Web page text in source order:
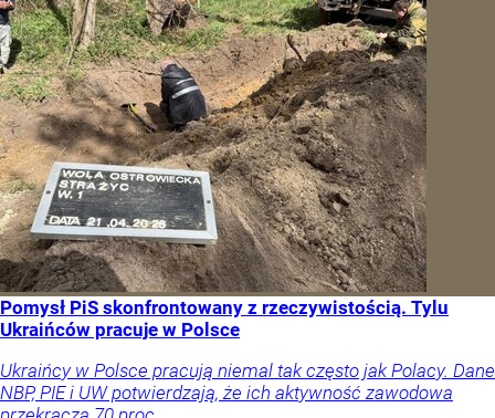
Pomysł PiS skonfrontowany z rzeczywistością. Tylu
Ukraińców pracuje w Polsce
Ukraińcy w Polsce pracują niemal tak często jak Polacy. Dane
NBP, PIE i UW potwierdzają, że ich aktywność zawodowa